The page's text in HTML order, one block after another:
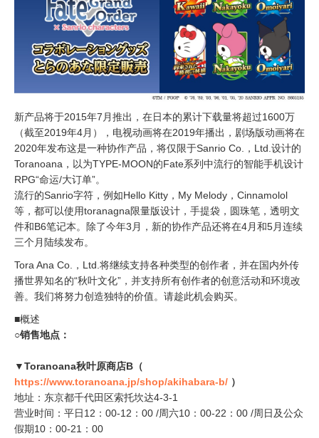
新产品将于2015年7月推出，在日本的累计下载量将超过1600万
（截至2019年4月），电视动画将在2019年播出，剧场版动画将在
2020年发布这是一种协作产品，将仅限于Sanrio Co.，Ltd.设计的
Toranoana，以为TYPE-MOON的Fate系列中流行的智能手机设计
RPG“命运/大订单”。
流行的Sanrio字符，例如Hello Kitty，My Melody，Cinnamolol
等，都可以使用toranagna限量版设计，手提袋，圆珠笔，透明文
件和B6笔记本。除了今年3月，新的协作产品还将在4月和5月连续
三个月陆续发布。
Tora Ana Co.，Ltd.将继续支持各种类型的创作者，并在国内外传
播世界知名的“秋叶文化”，并支持所有创作者的创意活动和环境改
善。我们将努力创造独特的价值。请趁此机会购买。
■概述
○销售地点：
▼Toranoana秋叶原商店B（
https://www.toranoana.jp/shop/akihabara-b/ ）
地址：东京都千代田区索托坎达4-3-1
营业时间：平日12：00-12：00 /周六10：00-22：00 /周日及公众
假期10：00-21：00